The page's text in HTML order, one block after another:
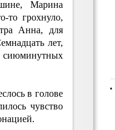
Марина
то грохнуло,
Анна, для
лет,
в голове
чувство